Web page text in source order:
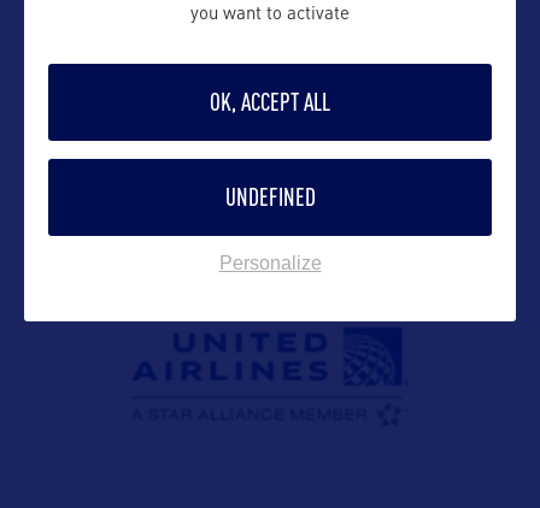
DANS LA MÊME CATEGORIE
you want to activate
OK, ACCEPT ALL
UNDEFINED
Personalize